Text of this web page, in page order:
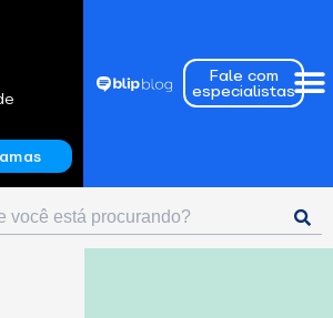
Fale com
especialistas